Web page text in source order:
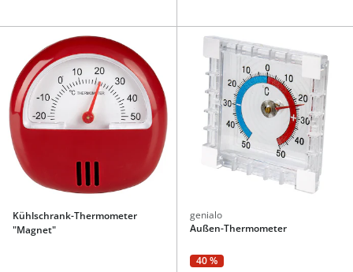
Kühlschrank-Thermometer
"Magnet"
genialo
Außen-Thermometer
40 %